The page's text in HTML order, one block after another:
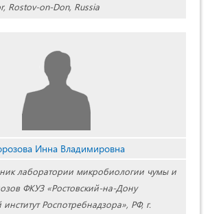
Rostov-on-Don, Russia
Инна Владимировна
лаборатории микробиологии чумы и
ФКУЗ «Ростовский-на-Дону
Роспотребнадзора», РФ, г.